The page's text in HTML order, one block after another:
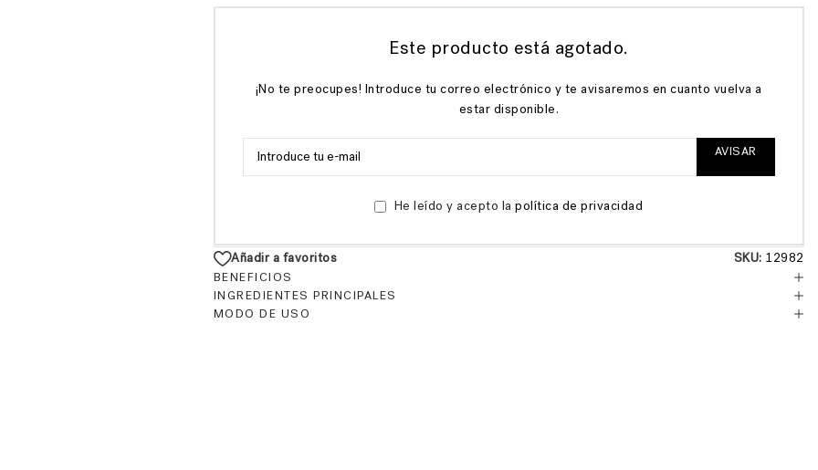
Este producto está agotado.
¡No te preocupes! Introduce tu correo electrónico y te avisaremos en cuanto vuelva a
estar disponible.
AVISAR
He leído y acepto lapolítica de privacidad
Añadir a favoritos SKU: 12982
BENEFICIOS
INGREDIENTES PRINCIPALES
MODO DE USO